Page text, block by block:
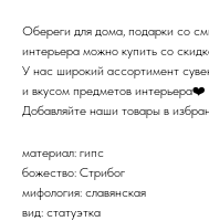
Обереги для дома, подарки со
интерьера можно купить со
У нас широкий ассортимент
и вкусом предметов интерьера❤️
Добавляйте наши товары в
материал: гипс
божество: Стрибог
мифология: славянская
вид: статуэтка